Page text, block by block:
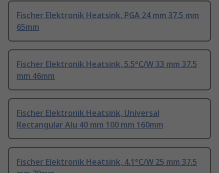
Fischer Elektronik Heatsink, PGA 24 mm 37.5 mm
65mm
Fischer Elektronik Heatsink, 5.5°C/W 33 mm 37.5
mm 46mm
Fischer Elektronik Heatsink, Universal
Rectangular Alu 40 mm 100 mm 160mm
Fischer Elektronik Heatsink, 4.1°C/W 25 mm 37.5